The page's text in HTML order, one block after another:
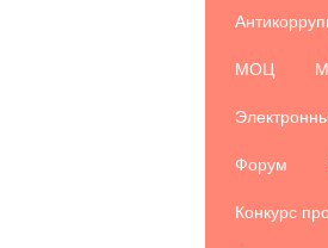
МОЦ
Форум
Конкурс